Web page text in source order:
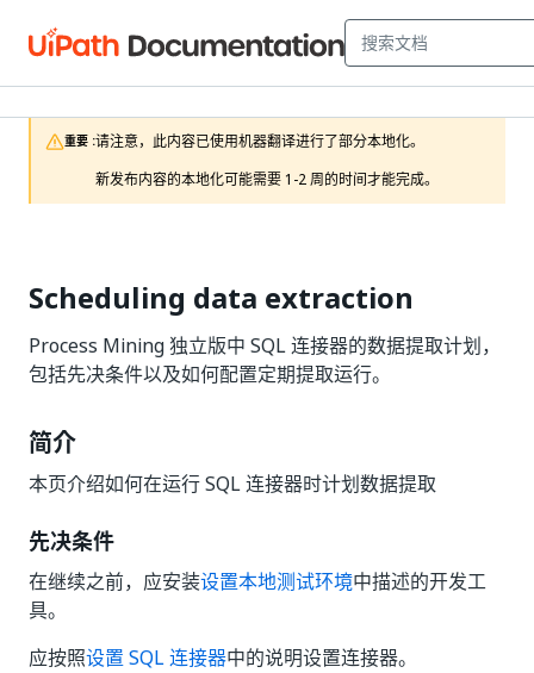
重要 :请注意，此内容已使用机器翻译进行了部分本地化。
新发布内容的本地化可能需要 1-2 周的时间才能完成。
Scheduling data extraction
Process Mining 独立版中 SQL 连接器的数据提取计划，
包括先决条件以及如何配置定期提取运行。
简介
本页介绍如何在运行 SQL 连接器时计划数据提取
先决条件
在继续之前，应安装设置本地测试环境中描述的开发工
具。
应按照设置 SQL 连接器中的说明设置连接器。